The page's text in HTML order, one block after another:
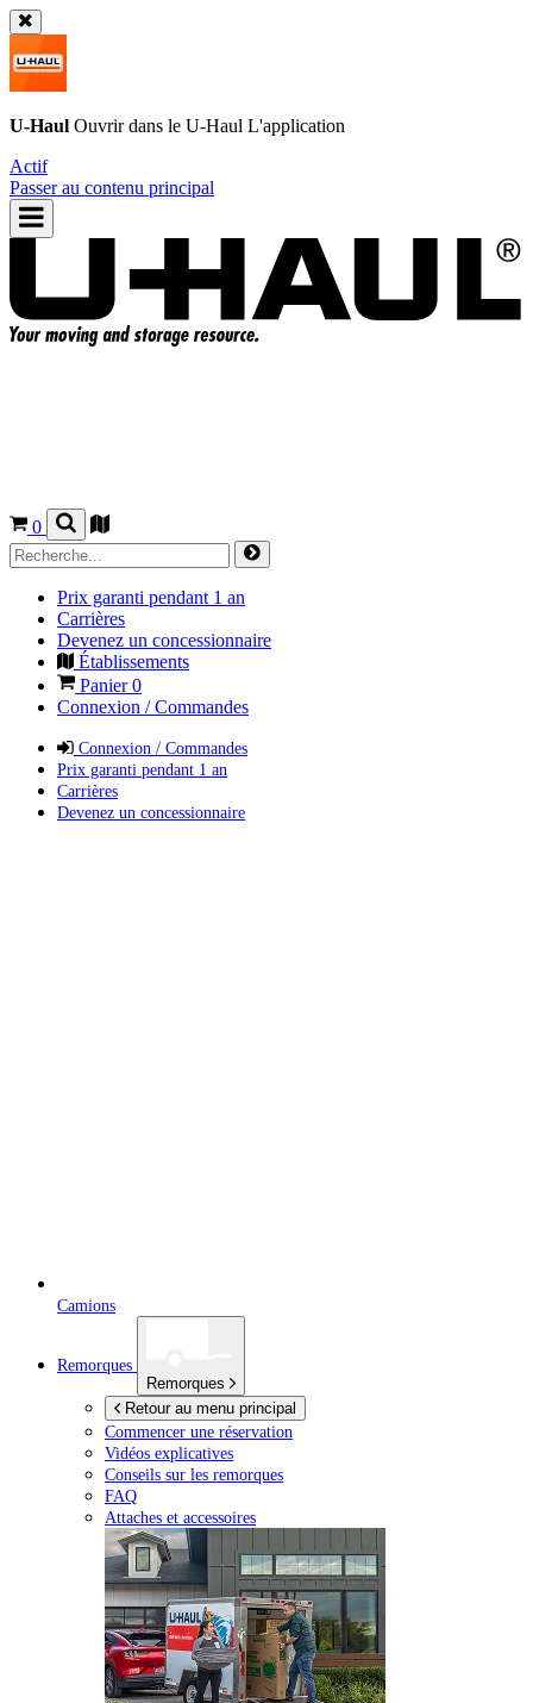
U-Haul Ouvrir dans le U-Haul L'application
Actif
Passer au contenu principal
0
Prix garanti pendant 1 an
Carrières
Devenez un concessionnaire
Établissements
Panier0
Connexion / Commandes
Connexion / Commandes
Prix garanti pendant 1 an
Carrières
Devenez un concessionnaire
Camions
Remorques
Remorques
Retour au menu principal
Commencer une réservation
Vidéos explicatives
Conseils sur les remorques
FAQ
Attaches et accessoires